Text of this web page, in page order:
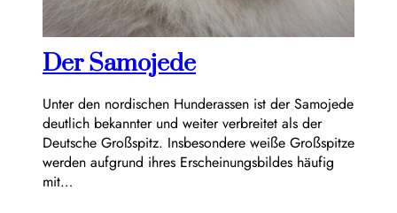
Der Samojede
Unter den nordischen Hunderassen ist der Samojede
deutlich bekannter und weiter verbreitet als der
Deutsche Großspitz. Insbesondere weiße Großspitze
werden aufgrund ihres Erscheinungsbildes häufig
mit…